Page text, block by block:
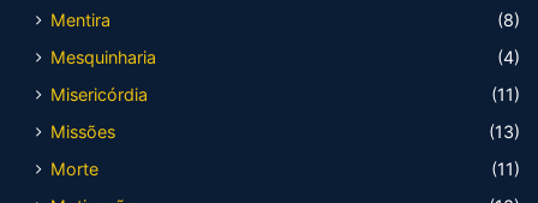
Mentira
(8)
Mesquinharia
(4)
Misericórdia
(11)
Missões
(13)
Morte
(11)